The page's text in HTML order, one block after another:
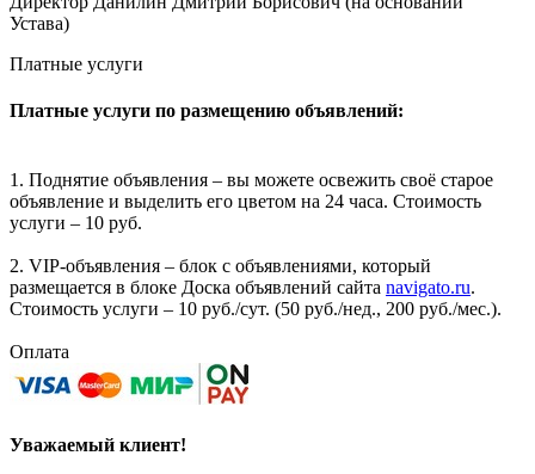
Устава)
Платные услуги
Платные услуги по размещению объявлений:
1. Поднятие объявления – вы можете освежить своё старое
объявление и выделить его цветом на 24 часа. Стоимость
услуги – 10 руб.
2. VIP-объявления – блок с объявлениями, который
размещается в блоке Доска объявлений сайта navigato.ru.
Стоимость услуги – 10 руб./сут. (50 руб./нед., 200 руб./мес.).
Оплата
Уважаемый клиент!